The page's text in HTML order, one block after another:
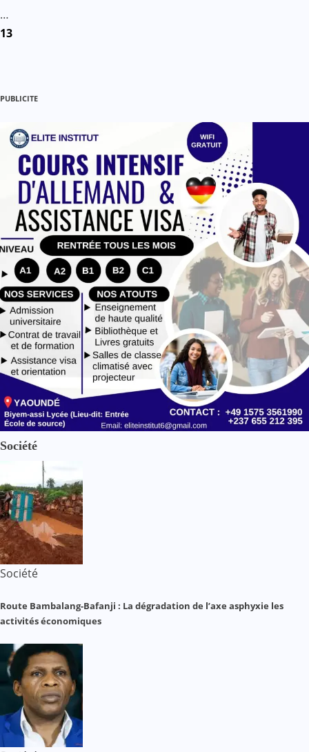
…
13
PUBLICITE
Société
Société
Route Bambalang-Bafanji : La dégradation de l’axe asphyxie les
activités économiques